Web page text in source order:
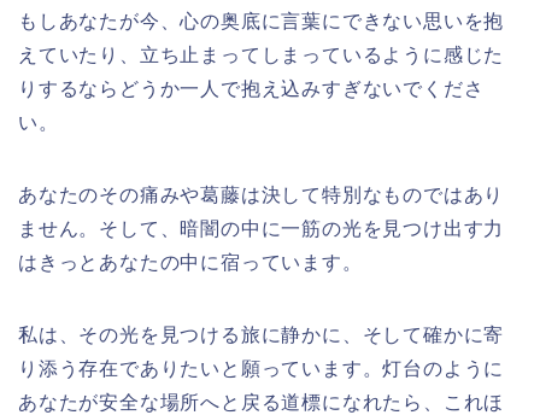
もしあなたが今、心の奥底に言葉にできない思いを抱
えていたり、立ち止まってしまっているように感じた
りするならどうか一人で抱え込みすぎないでくださ
い。
あなたのその痛みや葛藤は決して特別なものではあり
ません。そして、暗闇の中に一筋の光を見つけ出す力
はきっとあなたの中に宿っています。
私は、その光を見つける旅に静かに、そして確かに寄
り添う存在でありたいと願っています。灯台のように
あなたが安全な場所へと戻る道標になれたら、これほ